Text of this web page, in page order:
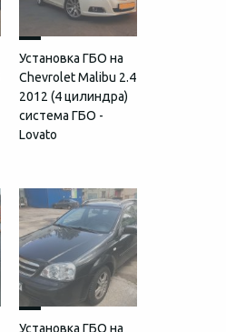
Установка ГБО на
Chevrolet Malibu 2.4
2012 (4 цилиндра)
система ГБО -
Lovato
Установка ГБО на